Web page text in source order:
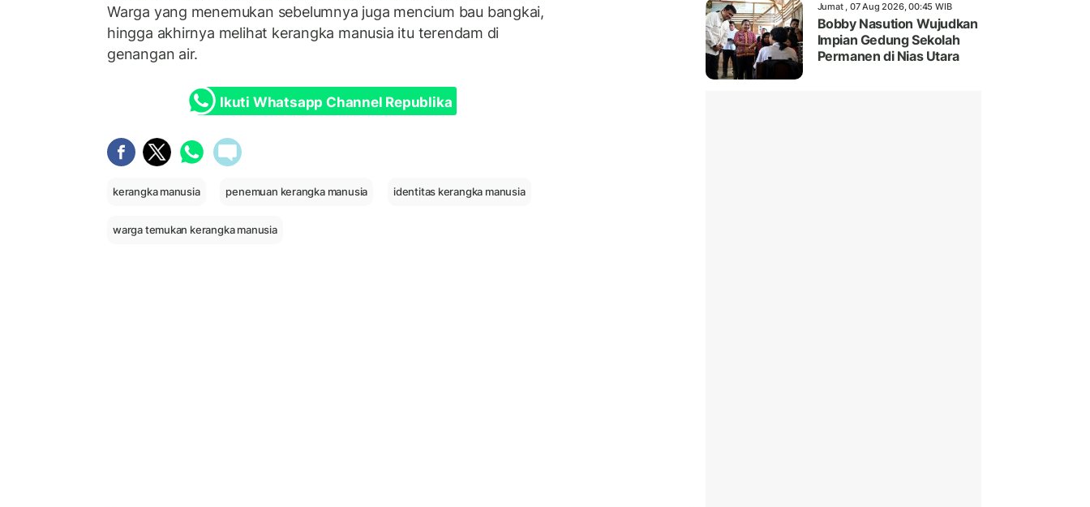
Warga yang menemukan sebelumnya juga mencium bau bangkai,
hingga akhirnya melihat kerangka manusia itu terendam di
genangan air.
Ikuti Whatsapp Channel Republika
kerangka manusia penemuan kerangka manusia identitas kerangka manusia
warga temukan kerangka manusia
Jumat , 07 Aug 2026, 00:45 WIB
Bobby Nasution Wujudkan
Impian Gedung Sekolah
Permanen di Nias Utara